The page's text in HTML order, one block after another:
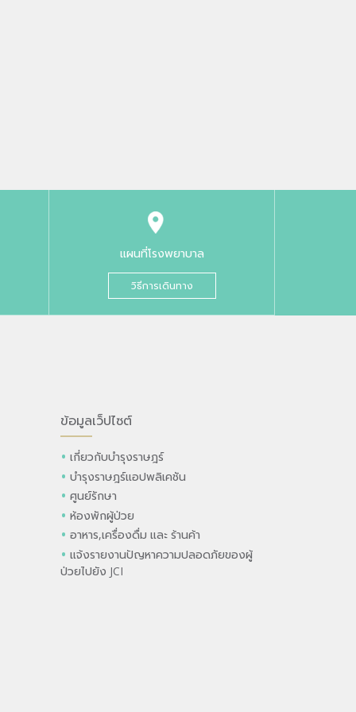
แผนที่โรงพยาบาล
วิธีการเดินทาง
ข้อมูลเว็ปไซต์
เกี่ยวกับบำรุงราษฎร์
บำรุงราษฎร์แอปพลิเคชัน
ศูนย์รักษา
ห้องพักผู้ป่วย
อาหาร,เครื่องดื่ม และ ร้านค้า
แจ้งรายงานปัญหาความปลอดภัยของผู้
ป่วยไปยัง JCI